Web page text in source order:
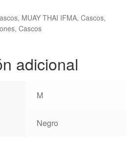
, MUAY THAI IFMA, Cascos,
, Cascos
adicional
M
Negro